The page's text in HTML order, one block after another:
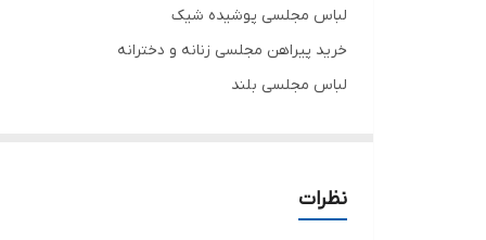
لباس مجلسی پوشیده شیک
خرید پیراهن مجلسی زنانه و دخترانه
لباس مجلسی بلند
بدون کمر بند
تنخور زیبا
نظرات